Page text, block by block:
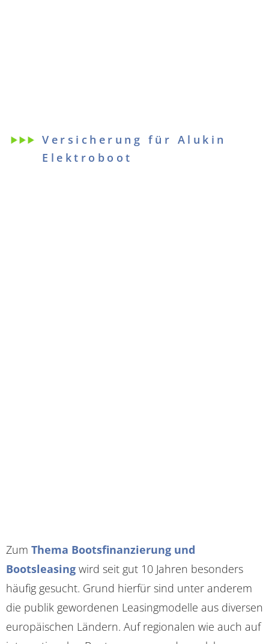
Versicherung für Alukin
Elektroboot
Zum Thema Bootsfinanzierung und
Bootsleasing wird seit gut 10 Jahren besonders
häufig gesucht. Grund hierfür sind unter anderem
die publik gewordenen Leasingmodelle aus diversen
europäischen Ländern. Auf regionalen wie auch auf